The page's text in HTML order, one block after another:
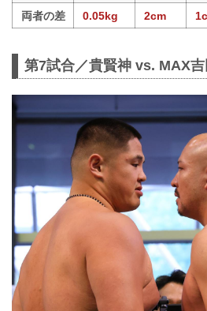
両者の差
0.05kg 2cm
第7試合／貴賢神 vs. MAX吉